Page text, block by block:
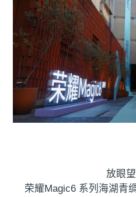
放眼望
荣耀Magic6 系列海湖青